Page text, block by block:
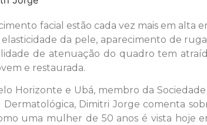
facial estão cada vez mais em alta
da pele, aparecimento de
de atenuação do quadro tem
e restaurada.
Horizonte e Ubá, membro da Sociedade
Dimitri Jorge comenta
uma mulher de 50 anos é vista hoje